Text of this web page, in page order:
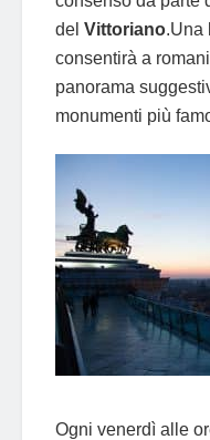
del Vittoriano.Una
consentirà a
panorama
monumenti più
Ogni venerdì alle